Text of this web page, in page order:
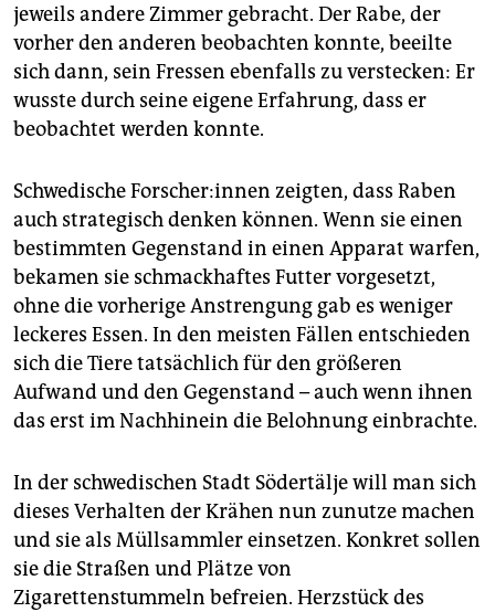
jeweils andere Zimmer gebracht. Der Rabe, der
vorher den anderen beobachten konnte, beeilte
sich dann, sein Fressen ebenfalls zu verstecken: Er
wusste durch seine eigene Erfahrung, dass er
beobachtet werden konnte.
Schwedische For­sche­r:in­nen zeigten, dass Raben
auch strategisch denken können. Wenn sie einen
bestimmten Gegenstand in einen Apparat warfen,
bekamen sie schmackhaftes Futter vorgesetzt,
ohne die vorherige Anstrengung gab es weniger
leckeres Essen. In den meisten Fällen entschieden
sich die Tiere tatsächlich für den größeren
Aufwand und den Gegenstand – auch wenn ihnen
das erst im Nachhinein die Belohnung einbrachte.
In der schwedischen Stadt Södertälje will man sich
dieses Verhalten der Krähen nun zunutze machen
und sie als Müllsammler einsetzen. Konkret sollen
sie die Straßen und Plätze von
Zigarettenstummeln befreien. Herzstück des